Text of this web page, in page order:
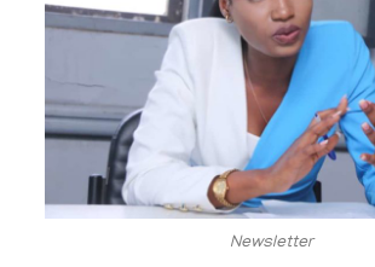
Newsletter